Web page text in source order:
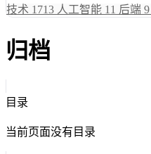
技术 1713 人工智能 11 后端 9
归档
目录
当前页面没有目录